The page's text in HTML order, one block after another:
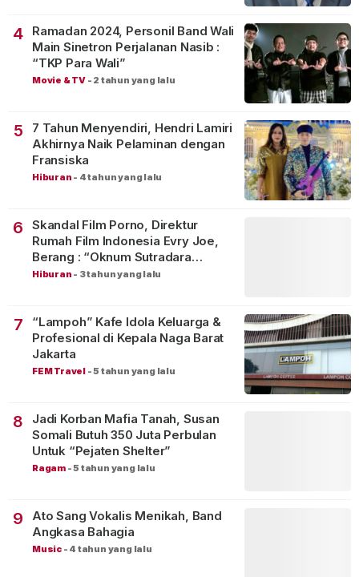
4
Ramadan 2024, Personil Band Wali
Main Sinetron Perjalanan Nasib :
“TKP Para Wali”
Movie & TV - 2 tahun yang lalu
5
7 Tahun Menyendiri, Hendri Lamiri
Akhirnya Naik Pelaminan dengan
Fransiska
Hiburan - 4 tahun yang lalu
6
Skandal Film Porno, Direktur
Rumah Film Indonesia Evry Joe,
Berang : “Oknum Sutradara
Merusak Perfilman Indonesia”!
Hiburan - 3 tahun yang lalu
7
“Lampoh” Kafe Idola Keluarga &
Profesional di Kepala Naga Barat
Jakarta
FEM Travel -5 tahun yang lalu
8
Jadi Korban Mafia Tanah, Susan
Somali Butuh 350 Juta Perbulan
Untuk “Pejaten Shelter”
Ragam -5 tahun yang lalu
9
Ato Sang Vokalis Menikah, Band
Angkasa Bahagia
Music - 4 tahun yang lalu